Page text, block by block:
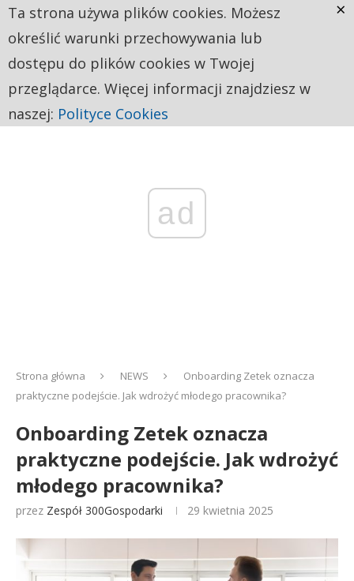
ad
Strona główna NEWS
Onboarding Zetek oznacza
praktyczne podejście. Jak wdrożyć młodego pracownika?
Onboarding Zetek oznacza
praktyczne podejście. Jak wdrożyć
młodego pracownika?
przez Zespół 300Gospodarki 29 kwietnia 2025
Ta strona używa plików cookies. Możesz
określić warunki przechowywania lub
dostępu do plików cookies w Twojej
przeglądarce. Więcej informacji znajdziesz w
naszej: Polityce Cookies
×